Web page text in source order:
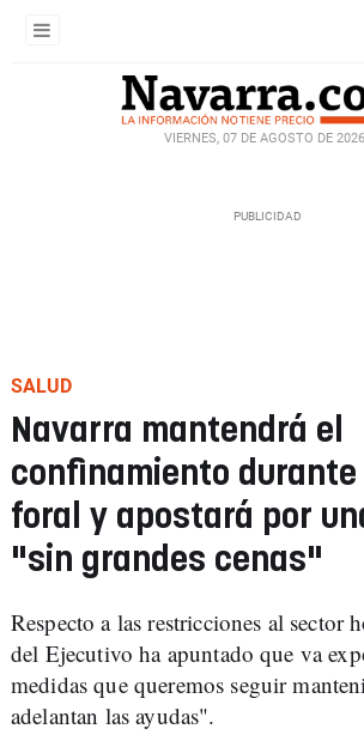
VIERNES, 07 DE AGOSTO DE 2026
SALUD
Navarra mantendrá el
confinamiento durante
foral y apostará por
"sin grandes cenas"
Respecto a las restricciones al sector
del Ejecutivo ha apuntado que va
medidas que queremos seguir
adelantan las ayudas".